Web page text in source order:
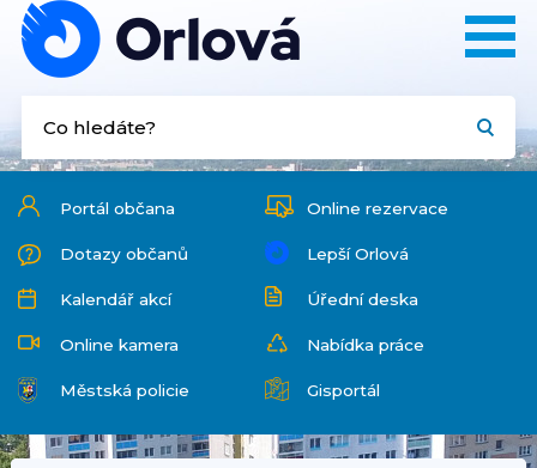
Portál občana Online rezervace
Dotazy občanů Lepší Orlová
Kalendář akcí Úřední deska
Online kamera Nabídka práce
Městská policie Gisportál